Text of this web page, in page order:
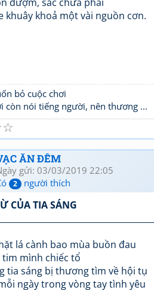
khuây khoả một vài nguồn cơn.
bỏ cuộc chơi
còn nói tiếng người, nên thương ...
☆
ĂN ĐÊM
gửi: 03/03/2019 22:05
2 người thích
CỦA TIA SÁNG
lá cành bao mùa buồn đau
tim mình chiếc tổ
tia sáng bị thương tìm về hội tụ
ngày trong vòng tay tình yêu